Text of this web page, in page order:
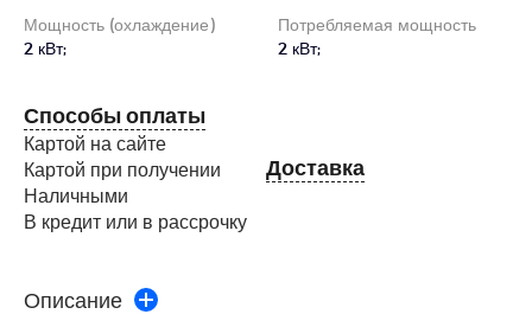
Мощность (охлаждение)
2 кВт;
Потребляемая мощность
2 кВт;
Способы оплаты
Картой на сайте
Картой при получении
Наличными
В кредит или в рассрочку
Доставка
Описание